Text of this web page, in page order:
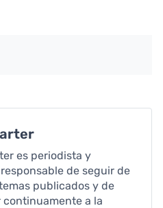
es periodista y
de seguir de
publicados y de
a la